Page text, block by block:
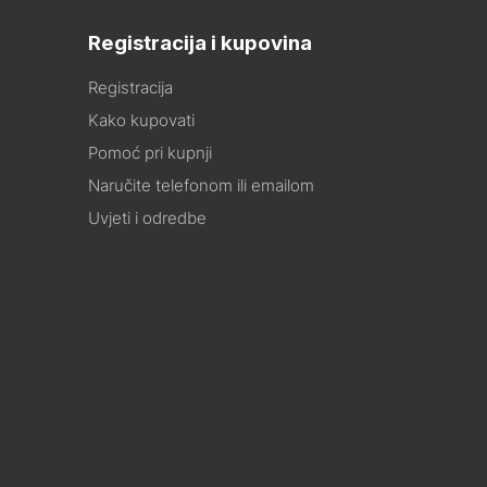
Registracija i kupovina
Registracija
Kako kupovati
Pomoć pri kupnji
Naručite telefonom ili emailom
Uvjeti i odredbe